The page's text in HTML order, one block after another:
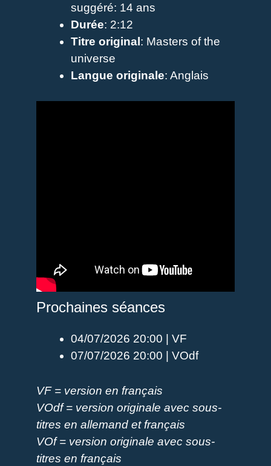
suggéré: 14 ans
Durée: 2:12
Titre original: Masters of the
universe
Langue originale: Anglais
Prochaines séances
04/07/2026 20:00 | VF
07/07/2026 20:00 | VOdf
VF = version en français
VOdf = version originale avec sous-
titres en allemand et français
VOf = version originale avec sous-
titres en français